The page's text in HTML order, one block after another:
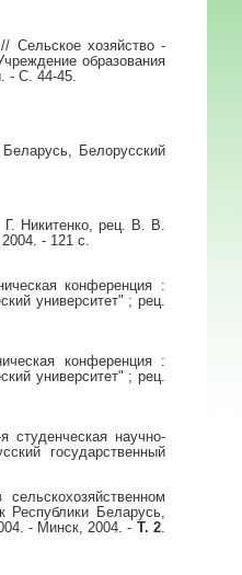
хозяйство -
образования
- С. 44-45.
Белорусский
Никитенко, рец. В. В.
- 121 с.
конференция :
университет" ; рец.
конференция :
университет" ; рец.
научно-
государственный
Республики Беларусь,
- Минск, 2004. - Т. 2.